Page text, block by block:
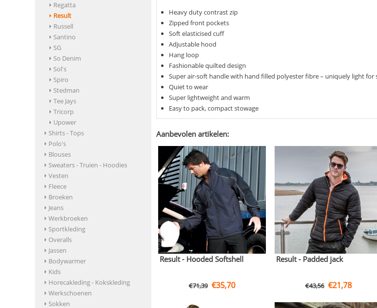
Regatta
Result
Russell
Santino
SG
So Denim
Sol's
Spiro
Stedman
Tee Jays
Tricorp
Upower
Shirts - Tops
Polo's
Blouses
Sweaters - Truien - Hoodies
Vesten
Fleece
Broeken
Jeans
Werkbroeken
Sportkleding
Overalls
Jassen
Bodywarmer
Kids
Horecakleding - Kokskleding
Werkschoenen
Sokken
Heavy duty contrast zip
Zipped front pockets
Soft elasticised cuff
Adjustable hood
Hang loop
Fashionable quilted design
Super air-soft handle with hand filled polyester fibre – uniquely light for
Quiet to wear
Super lightweight and warm
Easy to pack, compact stowage
Aanbevolen artikelen:
Result - Hooded Softshell
€71,39 €35,70
Result - Padded jack
€43,56 €21,78